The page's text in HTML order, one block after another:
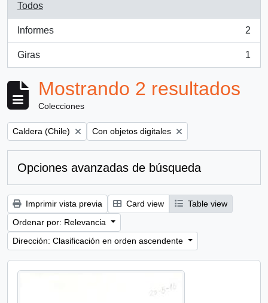
Todos
Informes
, 2 resultados
2
Giras
, 1 resultados
1
Mostrando 2 resultados
Colecciones
Remove filter:
Caldera (Chile) Remove filter:
Con objetos digitales
Opciones avanzadas de búsqueda
Imprimir vista previa Card view
Table view
Ordenar por: Relevancia
Dirección: Clasificación en orden ascendente